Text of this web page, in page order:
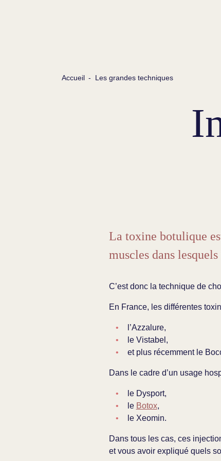
Accueil - Les grandes techniques
La toxine botulique
muscles dans
C’est donc la technique de
En France, les différentes
l’Azzalure,
le Vistabel,
et plus récemment le
Dans le cadre d’un usage
le Dysport,
le Botox,
le Xeomin.
Dans tous les cas, ces
et vous avoir expliqué quels